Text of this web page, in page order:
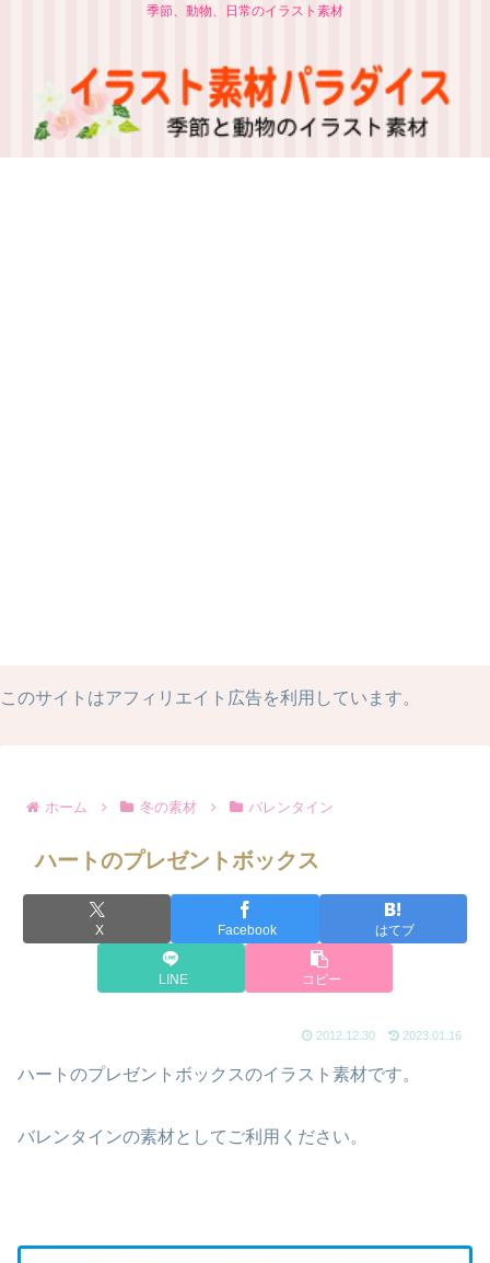
季節、動物、日常のイラスト素材
このサイトはアフィリエイト広告を利用しています。
ホーム 冬の素材 バレンタイン
ハートのプレゼントボックス
X Facebook はてブ
LINE コピー
2012.12.30 2023.01.16
ハートのプレゼントボックスのイラスト素材です。
バレンタインの素材としてご利用ください。